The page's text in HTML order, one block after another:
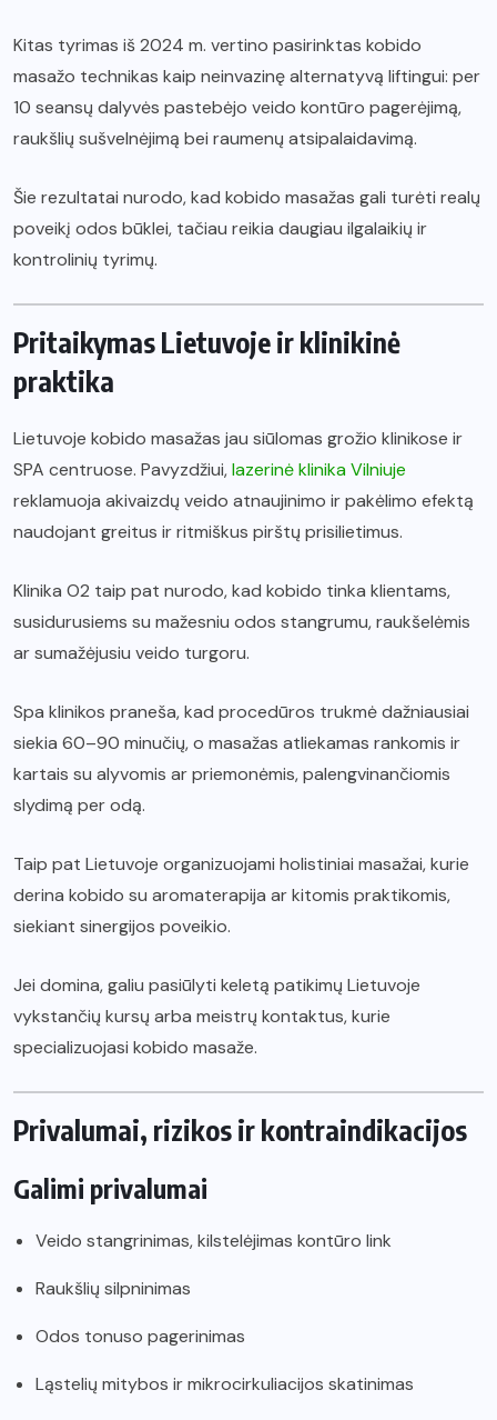
Kitas tyrimas iš 2024 m. vertino pasirinktas kobido
masažo technikas kaip neinvazinę alternatyvą liftingui: per
10 seansų dalyvės pastebėjo veido kontūro pagerėjimą,
raukšlių sušvelnėjimą bei raumenų atsipalaidavimą.
Šie rezultatai nurodo, kad kobido masažas gali turėti realų
poveikį odos būklei, tačiau reikia daugiau ilgalaikių ir
kontrolinių tyrimų.
Pritaikymas Lietuvoje ir klinikinė
praktika
Lietuvoje kobido masažas jau siūlomas grožio klinikose ir
SPA centruose. Pavyzdžiui,lazerinė klinika Vilniuje
reklamuoja akivaizdų veido atnaujinimo ir pakėlimo efektą
naudojant greitus ir ritmiškus pirštų prisilietimus.
Klinika O2 taip pat nurodo, kad kobido tinka klientams,
susidurusiems su mažesniu odos stangrumu, raukšelėmis
ar sumažėjusiu veido turgoru.
Spa klinikos praneša, kad procedūros trukmė dažniausiai
siekia 60–90 minučių, o masažas atliekamas rankomis ir
kartais su alyvomis ar priemonėmis, palengvinančiomis
slydimą per odą.
Taip pat Lietuvoje organizuojami holistiniai masažai, kurie
derina kobido su aromaterapija ar kitomis praktikomis,
siekiant sinergijos poveikio.
Jei domina, galiu pasiūlyti keletą patikimų Lietuvoje
vykstančių kursų arba meistrų kontaktus, kurie
specializuojasi kobido masaže.
Privalumai, rizikos ir kontraindikacijos
Galimi privalumai
Veido stangrinimas, kilstelėjimas kontūro link
Raukšlių silpninimas
Odos tonuso pagerinimas
Ląstelių mitybos ir mikrocirkuliacijos skatinimas